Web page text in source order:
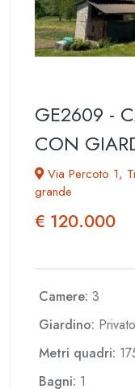
GE2609 -
CON
Via Percoto 1,
grande
€ 120.000
Camere: 3
Giardino: Privato
Metri quadri:
Bagni: 1